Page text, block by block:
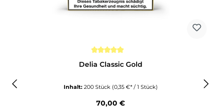
Delia Classic Gold
Inhalt: 200 Stück (0,35 €* / 1 Stück)
Regulärer Preis:
70,00 €